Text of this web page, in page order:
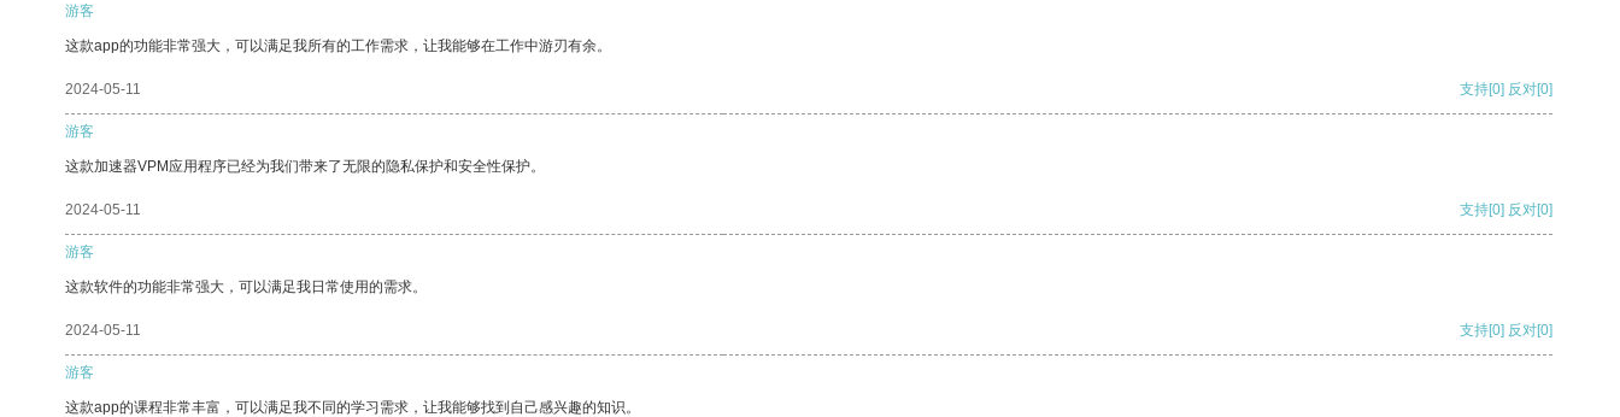
游客
这款app的功能非常强大，可以满足我所有的工作需求，让我能够在工作中游刃有余。
2024-05-11 支持[0] 反对[0]
游客
这款加速器VPM应用程序已经为我们带来了无限的隐私保护和安全性保护。
2024-05-11 支持[0] 反对[0]
游客
这款软件的功能非常强大，可以满足我日常使用的需求。
2024-05-11 支持[0] 反对[0]
游客
这款app的课程非常丰富，可以满足我不同的学习需求，让我能够找到自己感兴趣的知识。